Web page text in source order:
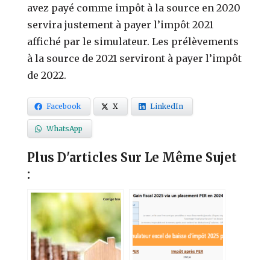
avez payé comme impôt à la source en 2020
servira justement à payer l’impôt 2021
affiché par le simulateur. Les prélèvements
à la source de 2021 serviront à payer l’impôt
de 2022.
Facebook X LinkedIn
WhatsApp
Plus D'articles Sur Le Même Sujet
: